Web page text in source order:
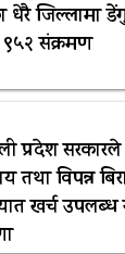
धेरै जिल्लामा
९५२ संक्रमण
प्रदेश सरकारले
तथा विपन्न
खर्च उपलब्ध